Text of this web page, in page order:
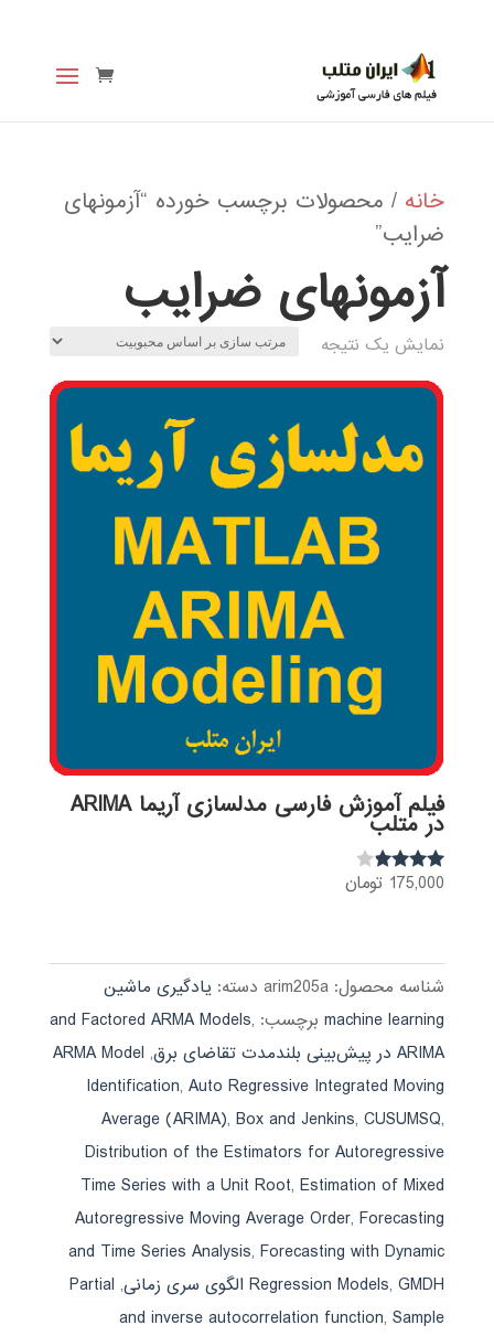
خانه / محصولات برچسب خورده “آزمونهای
ضرایب”
آزمونهای ضرایب
نمایش یک نتیجه
فیلم آموزش فارسی مدلسازی آریما ARIMA
در متلب
نمره
175,000 تومان
شناسه محصول: arim205a دسته: یادگیری ماشین
machine learning برچسب: and Factored ARMA Models,
ARIMA در پیش‌بینی بلندمدت تقاضای برق
,
ARMA Model
Identification,Auto Regressive Integrated Moving
Average (ARIMA),Box and Jenkins,CUSUMSQ,
Distribution of the Estimators for Autoregressive
Time Series with a Unit Root,Estimation of Mixed
Autoregressive Moving Average Order,Forecasting
and Time Series Analysis,Forecasting with Dynamic
Regression Models,GMDH الگوی سری زمانی ,
Partial
and inverse autocorrelation function,Sample